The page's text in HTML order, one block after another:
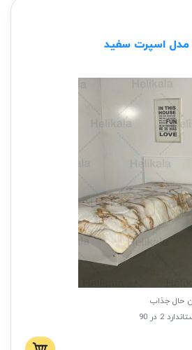
اسپرت سفید
حال جذاب
2 در 90